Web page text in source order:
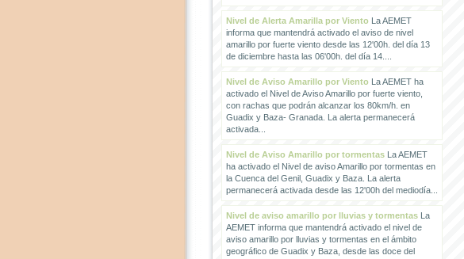
Nivel de Alerta Amarilla por VientoLa AEMET
informa que mantendrá activado el aviso de nivel
amarillo por fuerte viento desde las 12'00h. del día 13
de diciembre hasta las 06'00h. del día 14....
Nivel de Aviso Amarillo por VientoLa AEMET ha
activado el Nivel de Aviso Amarillo por fuerte viento,
con rachas que podrán alcanzar los 80km/h. en
Guadix y Baza- Granada. La alerta permanecerá
activada...
Nivel de Aviso Amarillo por tormentasLa AEMET
ha activado el Nivel de aviso Amarillo por tormentas en
la Cuenca del Genil, Guadix y Baza. La alerta
permanecerá activada desde las 12'00h del mediodía...
Nivel de aviso amarillo por lluvias y tormentasLa
AEMET informa que mantendrá activado el nivel de
aviso amarillo por lluvias y tormentas en el ámbito
geográfico de Guadix y Baza, desde las doce del